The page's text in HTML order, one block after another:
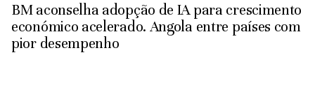
BM aconselha adopção de IA para crescimento
económico acelerado. Angola entre países com
pior desempenho